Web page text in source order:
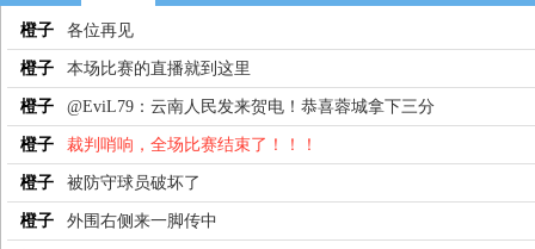
橙子 各位再见
橙子 本场比赛的直播就到这里
橙子 @EviL79：云南人民发来贺电！恭喜蓉城拿下三分
橙子 裁判哨响，全场比赛结束了！！！
橙子 被防守球员破坏了
橙子 外围右侧来一脚传中